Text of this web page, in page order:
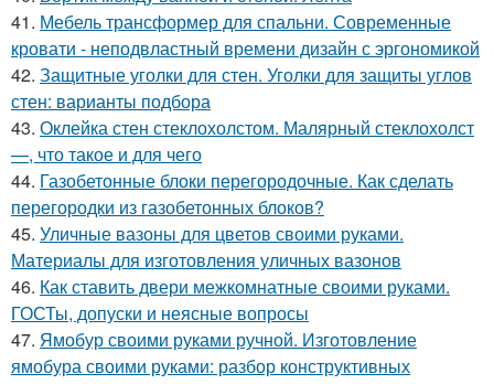
41. Мебель трансформер для спальни. Современные
кровати - неподвластный времени дизайн с эргономикой
42. Защитные уголки для стен. Уголки для защиты углов
стен: варианты подбора
43. Оклейка стен стеклохолстом. Малярный стеклохолст
—, что такое и для чего
44. Газобетонные блоки перегородочные. Как сделать
перегородки из газобетонных блоков?
45. Уличные вазоны для цветов своими руками.
Материалы для изготовления уличных вазонов
46. Как ставить двери межкомнатные своими руками.
ГОСТы, допуски и неясные вопросы
47. Ямобур своими руками ручной. Изготовление
ямобура своими руками: разбор конструктивных